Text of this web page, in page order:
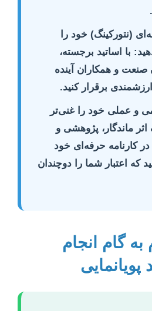
(نتورکینگ) خود را
با اساتید برجسته،
و همکاران آینده
برقرار کنید.
و عملی خود را غنی‌تر
اثر ماندگار، پژوهشی و
در کارنامه حرفه‌ای خود
که اعتبار شما را دوچندان
گام انجام
پویانمایی